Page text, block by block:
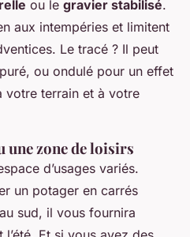
ou le gravier stabilisé.
aux intempéries et limitent
Le tracé ? Il peut
ou ondulé pour un effet
votre terrain et à votre
une zone de loisirs
d’usages variés.
un potager en carrés
sud, il vous fournira